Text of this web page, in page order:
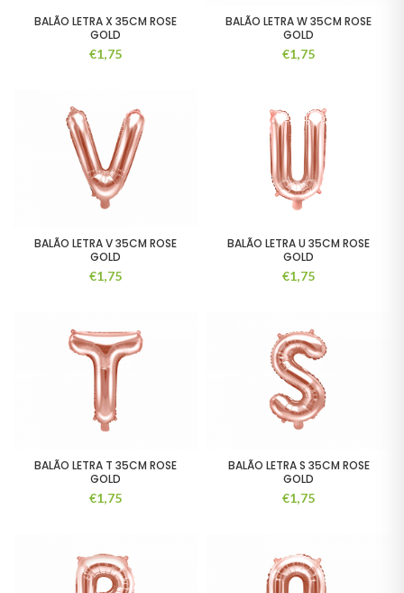
BALÃO LETRA X 35CM ROSE
GOLD
€1,75
BALÃO LETRA W 35CM ROSE
GOLD
€1,75
BALÃO LETRA V 35CM ROSE
GOLD
€1,75
BALÃO LETRA U 35CM ROSE
GOLD
€1,75
BALÃO LETRA T 35CM ROSE
GOLD
€1,75
BALÃO LETRA S 35CM ROSE
GOLD
€1,75